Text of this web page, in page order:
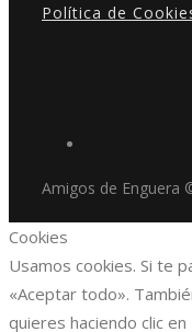
Política de
Amigos de Enguera
Cookies
Usamos cookies. Si te
«Aceptar todo».
quieres haciendo clic en